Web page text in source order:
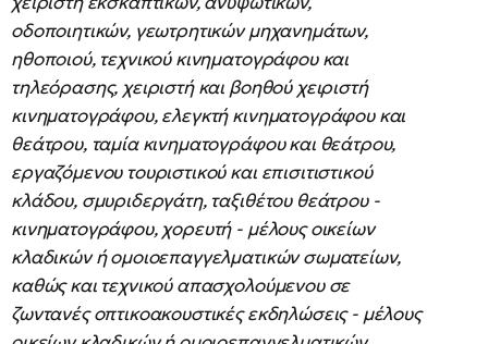
οδοποιητικών, γεωτρητικών μηχανημάτων,
ηθοποιού, τεχνικού κινηματογράφου και
τηλεόρασης, χειριστή και βοηθού χειριστή
κινηματογράφου, ελεγκτή κινηματογράφου και
θεάτρου, ταμία κινηματογράφου και θεάτρου,
εργαζόμενου τουριστικού και επισιτιστικού
κλάδου, σμυριδεργάτη, ταξιθέτου θεάτρου -
κινηματογράφου, χορευτή - μέλους οικείων
κλαδικών ή ομοιοεπαγγελματικών σωματείων,
καθώς και τεχνικού απασχολούμενου σε
ζωντανές οπτικοακουστικές εκδηλώσεις - μέλους